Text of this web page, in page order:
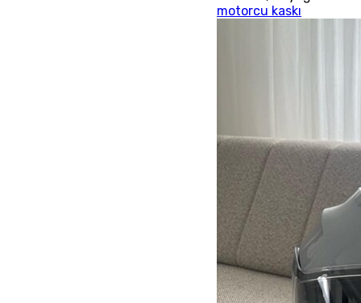
motorcu kaskı